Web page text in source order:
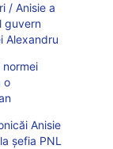
/ Anisie a
guvern
Alexandru
normei
o
Anisie
șefia PNL